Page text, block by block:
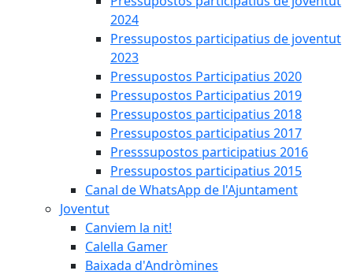
2024
Pressupostos participatius de joventut
2023
Pressupostos Participatius 2020
Pressupostos Participatius 2019
Pressupostos participatius 2018
Pressupostos participatius 2017
Presssupostos participatius 2016
Pressupostos participatius 2015
Canal de WhatsApp de l'Ajuntament
Joventut
Canviem la nit!
Calella Gamer
Baixada d'Andròmines